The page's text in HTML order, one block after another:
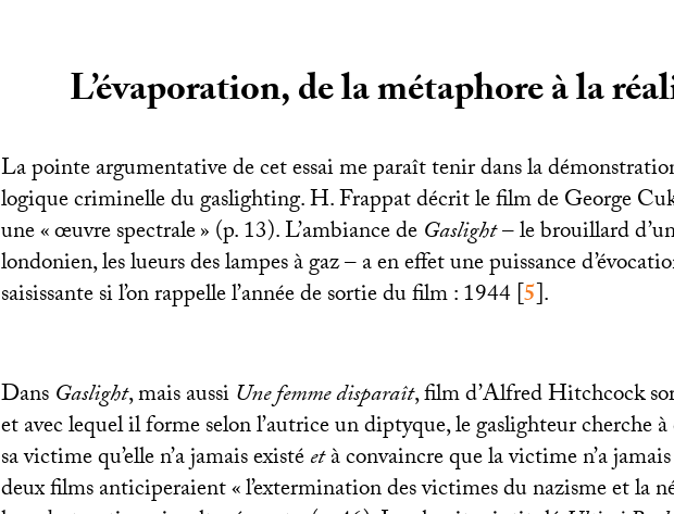
L’évaporation, de la métaphore à la
La pointe argumentative de cet essai me paraît tenir dans la
logique criminelle du gaslighting. H. Frappat décrit le film de George
une «œuvre spectrale» (p. 13). L’ambiance deGaslight– le brouillard
londonien, les lueurs des lampes à gaz – a en effet une puissance
saisissante si l’on rappelle l’année de sortie du film : 1944[5].
DansGaslight, mais aussiUne femme disparaît, film d’Alfred Hitchcock
et avec lequel il forme selon l’autrice un diptyque, le gaslighteur cherche
sa victime qu’elle n’a jamais existéetà convaincre que la victime n’a
deux films anticiperaient «l’extermination des victimes du nazisme et la